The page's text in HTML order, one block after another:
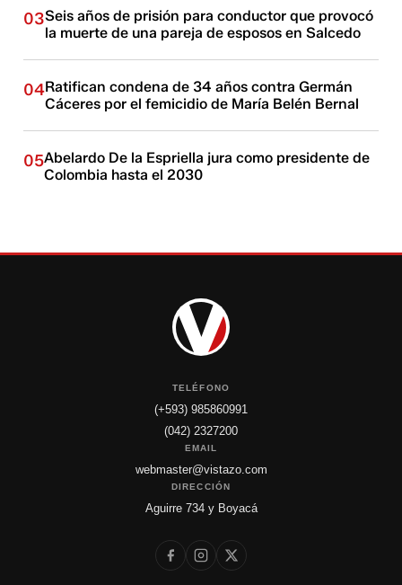
03Seis años de prisión para conductor que provocó
la muerte de una pareja de esposos en Salcedo
04Ratifican condena de 34 años contra Germán
Cáceres por el femicidio de María Belén Bernal
05Abelardo De la Espriella jura como presidente de
Colombia hasta el 2030
TELÉFONO
(+593) 985860991
(042) 2327200
EMAIL
webmaster@vistazo.com
DIRECCIÓN
Aguirre 734 y Boyacá